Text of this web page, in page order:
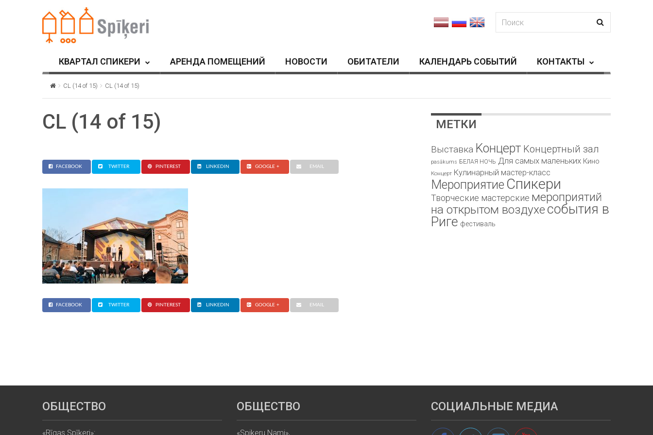
КВАРТАЛ СПИКЕРИ АРЕНДА ПОМЕЩЕНИЙ HОВОСТИ ОБИТАТЕЛИ КАЛЕНДАРЬ СОБЫТИЙ КОНТАКТЫ
CL (14 of 15) CL (14 of 15)
CL (14 of 15)
FACEBOOK TWITTER PINTEREST LINKEDIN GOOGLE + EMAIL
FACEBOOK TWITTER PINTEREST LINKEDIN GOOGLE + EMAIL
МЕТКИ
Bыставка Kонцерт Kонцертный зал
pasākums БЕЛАЯ НОЧЬ Для самых маленьких Кино
Концерт Кулинарный мастер-класс
Мероприятие Спикери
Творческие мастерские мероприятий
на открытом воздухе события в
Риге фестиваль
ОБЩЕСТВО
«Rīgas Spīķeri»:
ОБЩЕСТВО
«Spikeru Nami»,
СОЦИАЛЬНЫЕ МЕДИА